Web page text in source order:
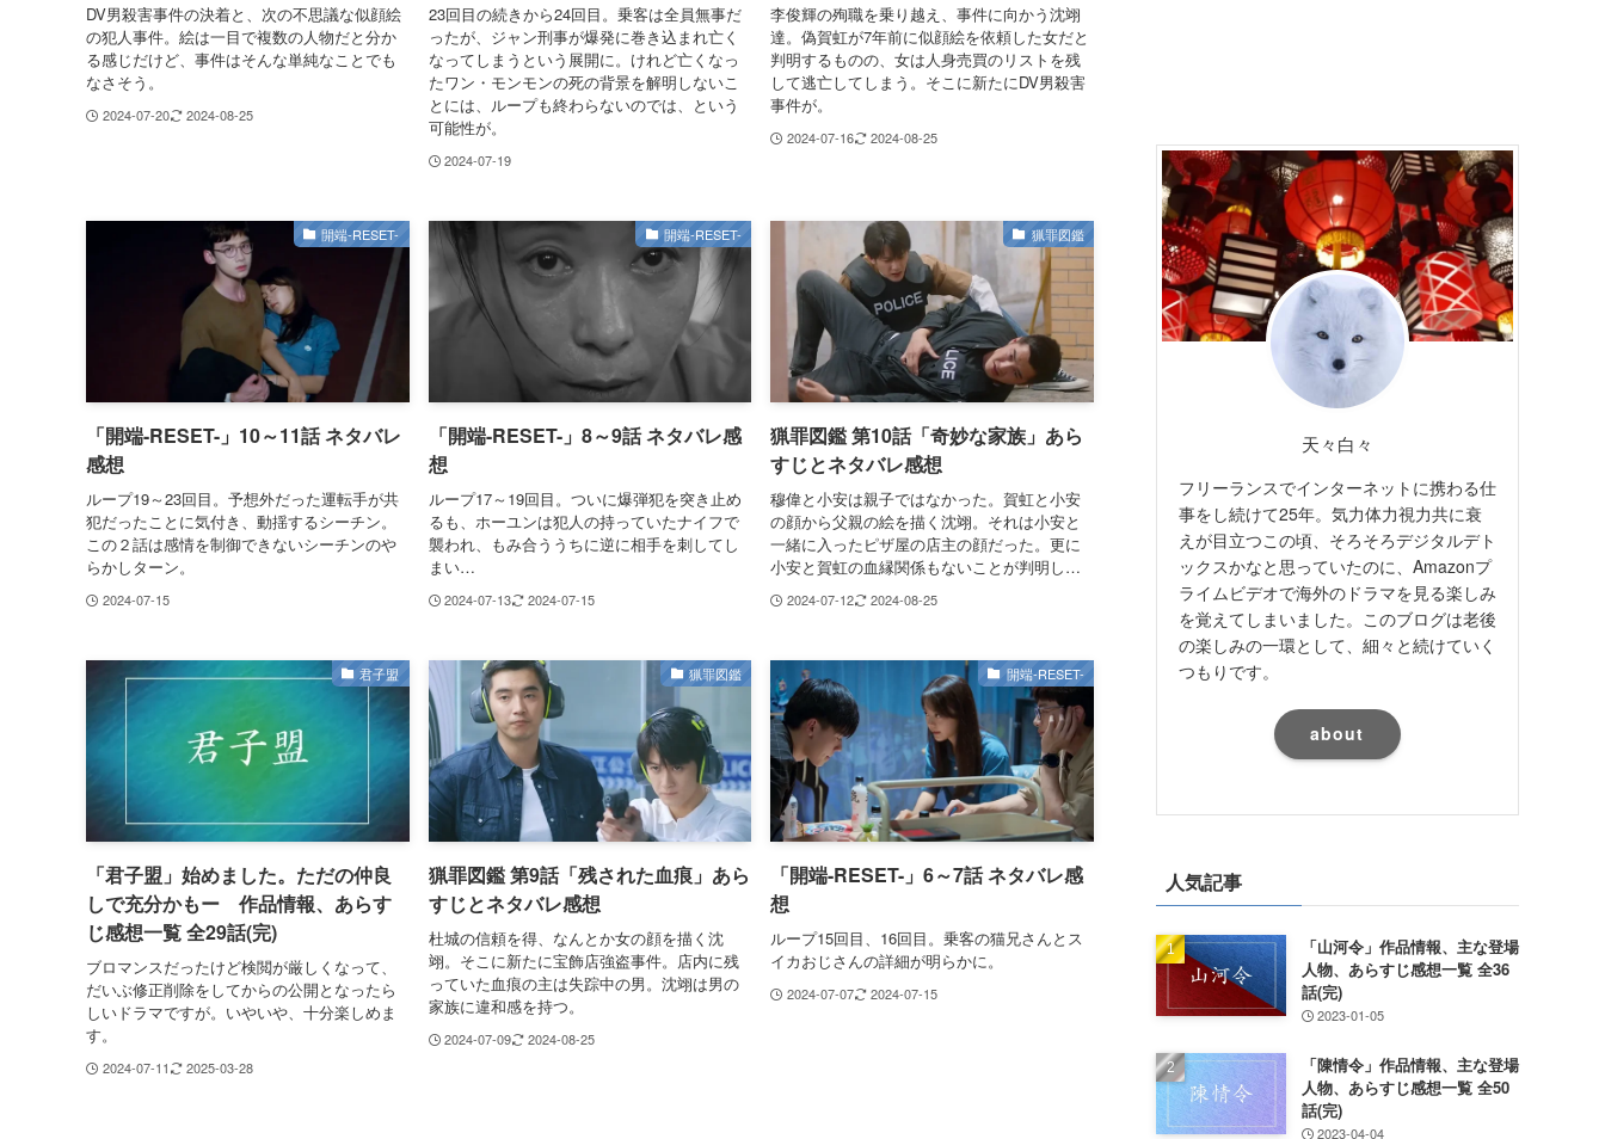
DV男殺害事件の決着と、次の不思議な似顔絵
の犯人事件。絵は一目で複数の人物だと分か
る感じだけど、事件はそんな単純なことでも
なさそう。
2024-07-20 2024-08-25
23回目の続きから24回目。乗客は全員無事だ
ったが、ジャン刑事が爆発に巻き込まれ亡く
なってしまうという展開に。けれど亡くなっ
たワン・モンモンの死の背景を解明しないこ
とには、ループも終わらないのでは、という
可能性が。
2024-07-19
李俊輝の殉職を乗り越え、事件に向かう沈翊
達。偽賀虹が7年前に似顔絵を依頼した女だと
判明するものの、女は人身売買のリストを残
して逃亡してしまう。そこに新たにDV男殺害
事件が。
2024-07-16 2024-08-25
開端-RESET-
「開端-RESET-」10～11話 ネタバレ
感想
ループ19～23回目。予想外だった運転手が共
犯だったことに気付き、動揺するシーチン。
この２話は感情を制御できないシーチンのや
らかしターン。
2024-07-15
開端-RESET-
「開端-RESET-」8～9話 ネタバレ感
想
ループ17～19回目。ついに爆弾犯を突き止め
るも、ホーユンは犯人の持っていたナイフで
襲われ、もみ合ううちに逆に相手を刺してし
まい…
2024-07-13 2024-07-15
猟罪図鑑
猟罪図鑑 第10話「奇妙な家族」あら
すじとネタバレ感想
穆偉と小安は親子ではなかった。賀虹と小安
の顔から父親の絵を描く沈翊。それは小安と
一緒に入ったピザ屋の店主の顔だった。更に
小安と賀虹の血縁関係もないことが判明し…
2024-07-12 2024-08-25
君子盟
「君子盟」始めました。ただの仲良
しで充分かもー 作品情報、あらす
じ感想一覧 全29話(完)
ブロマンスだったけど検閲が厳しくなって、
だいぶ修正削除をしてからの公開となったら
しいドラマですが。いやいや、十分楽しめま
す。
2024-07-11 2025-03-28
猟罪図鑑
猟罪図鑑 第9話「残された血痕」あら
すじとネタバレ感想
杜城の信頼を得、なんとか女の顔を描く沈
翊。そこに新たに宝飾店強盗事件。店内に残
っていた血痕の主は失踪中の男。沈翊は男の
家族に違和感を持つ。
2024-07-09 2024-08-25
開端-RESET-
「開端-RESET-」6～7話 ネタバレ感
想
ループ15回目、16回目。乗客の猫兄さんとス
イカおじさんの詳細が明らかに。
2024-07-07 2024-07-15
天々白々
フリーランスでインターネットに携わる仕
事をし続けて25年。気力体力視力共に衰
えが目立つこの頃、そろそろデジタルデト
ックスかなと思っていたのに、Amazonプ
ライムビデオで海外のドラマを見る楽しみ
を覚えてしまいました。このブログは老後
の楽しみの一環として、細々と続けていく
つもりです。
about
人気記事
「山河令」作品情報、主な登場
人物、あらすじ感想一覧 全36
話(完)
2023-01-05
「陳情令」作品情報、主な登場
人物、あらすじ感想一覧 全50
話(完)
2023-04-04